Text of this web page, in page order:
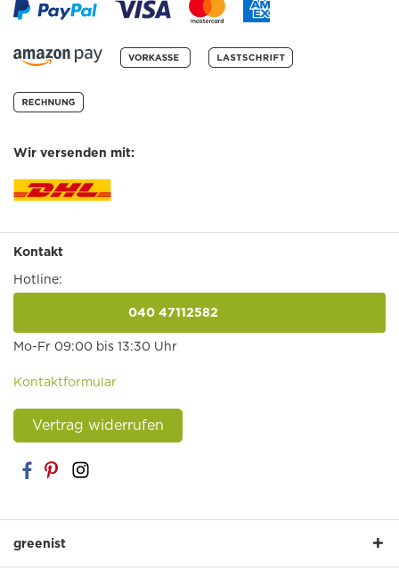
Wir versenden mit:
Kontakt
Hotline:
040 47112582
Mo-Fr 09:00 bis 13:30 Uhr
Kontaktformular
Vertrag widerrufen
greenist